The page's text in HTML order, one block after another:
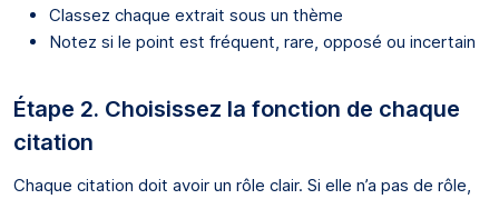
Classez chaque extrait sous un thème
Notez si le point est fréquent, rare, opposé ou incertain
Étape 2. Choisissez la fonction de chaque
citation
Chaque citation doit avoir un rôle clair. Si elle n’a pas de rôle,